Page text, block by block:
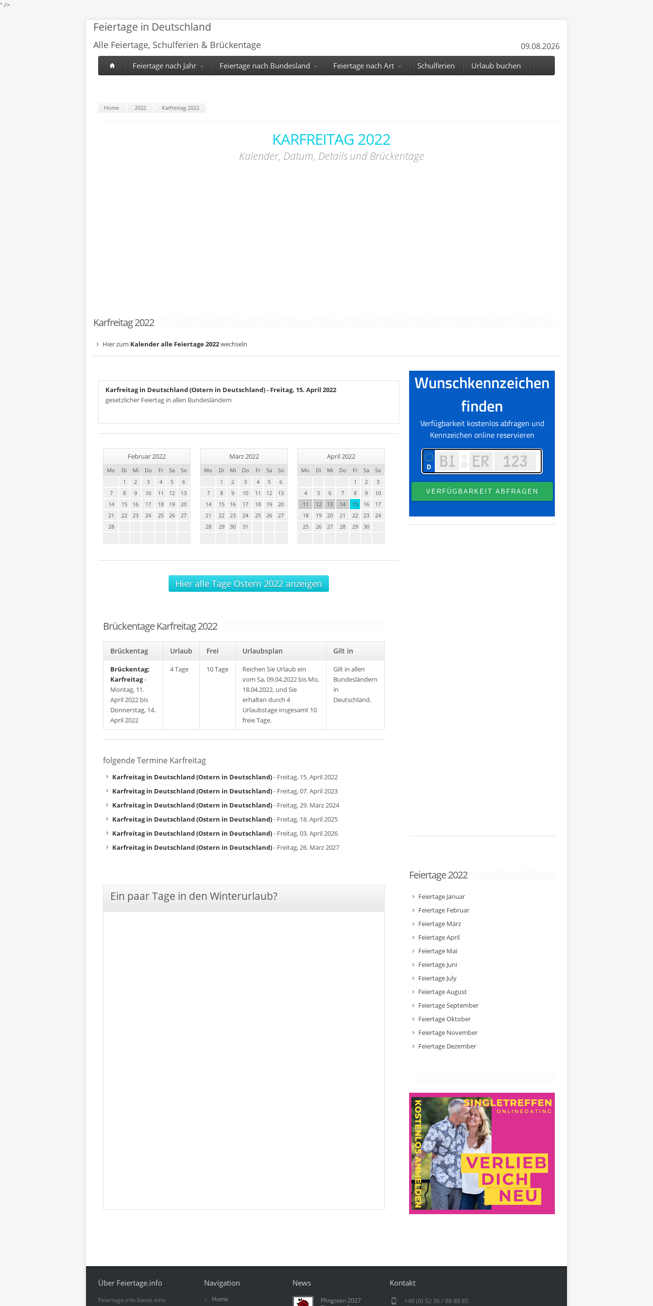
" />
Feiertage in Deutschland
Alle Feiertage, Schulferien & Brückentage 09.08.2026
Feiertage nach Jahr Feiertage nach Bundesland Feiertage nach Art Schulferien Urlaub buchen
Home 2022 Karfreitag 2022
KARFREITAG 2022
Kalender, Datum, Details und Brückentage
Karfreitag 2022
Hier zum Kalender alle Feiertage 2022wechseln
Karfreitag in Deutschland (Ostern in Deutschland)- Freitag, 15. April 2022
gesetzlicher Feiertag in allen Bundesländern
Februar 2022
Mo Di Mi Do Fr Sa
So
1
2 3 4 5
6
7
8 9 10 11 12
13
14
15 16 17 18 19
20
21
22 23 24 25 26
27
28
März 2022
Mo Di Mi Do Fr Sa
So
1
2 3 4 5
6
7
8 9 10 11 12
13
14
15 16 17 18 19
20
21
22 23 24 25 26
27
28
29 30 31
April 2022
Mo Di Mi Do Fr Sa
So
1
2
3
4
5 6 7 8 9
10
11
12 13 14 15 16
17
18
19 20 21 22 23
24
25
26 27 28 29 30
Hier alle Tage Ostern 2022 anzeigen
Brückentage Karfreitag 2022
Brückentag Urlaub Frei Urlaubsplan Gilt in
Brückentag:
Karfreitag-
Montag, 11.
April 2022 bis
Donnerstag, 14.
April 2022
4 Tage 10 Tage
Reichen Sie Urlaub ein
vom Sa, 09.04.2022 bis Mo,
18.04.2022, und Sie
erhalten durch 4
Urlaubstage insgesamt 10
freie Tage.
Gilt in allen
Bundesländern
in
Deutschland.
folgende Termine Karfreitag
Karfreitag in Deutschland (Ostern in Deutschland)- Freitag, 15. April 2022
Karfreitag in Deutschland (Ostern in Deutschland)- Freitag, 07. April 2023
Karfreitag in Deutschland (Ostern in Deutschland)- Freitag, 29. März 2024
Karfreitag in Deutschland (Ostern in Deutschland)- Freitag, 18. April 2025
Karfreitag in Deutschland (Ostern in Deutschland)- Freitag, 03. April 2026
Karfreitag in Deutschland (Ostern in Deutschland)- Freitag, 26. März 2027
Ein paar Tage in den Winterurlaub?
Feiertage 2022
Feiertage Januar
Feiertage Februar
Feiertage März
Feiertage April
Feiertage Mai
Feiertage Juni
Feiertage July
Feiertage August
Feiertage September
Feiertage Oktober
Feiertage November
Feiertage Dezember
Über Feiertage.info
Feiertage.info bietet eine
Navigation
Home
News
Pfingsten 2027
Kontakt
+49 (0) 52 36 / 88 88 85